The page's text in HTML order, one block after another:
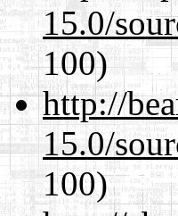
15.0/
100)
http://
15.0/
100)